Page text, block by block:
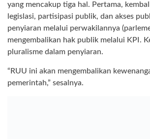
yang mencakup tiga hal. Pertama,
legislasi, partisipasi publik, dan akses
penyiaran melalui perwakilannya
mengembalikan hak publik melalui KPI.
pluralisme dalam penyiaran.
“RUU ini akan mengembalikan
pemerintah,” sesalnya.